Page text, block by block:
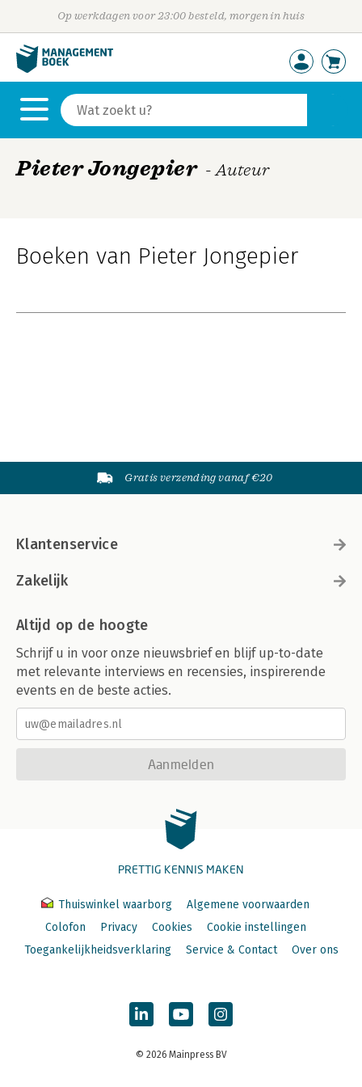
Op werkdagen voor 23:00 besteld, morgen in huis
Pieter Jongepier - Auteur
Boeken van Pieter Jongepier
Gratis verzending vanaf €20
Klantenservice
Zakelijk
Altijd op de hoogte
Schrijf u in voor onze nieuwsbrief en blijf up-to-date
met relevante interviews en recensies, inspirerende
events en de beste acties.
Aanmelden
PRETTIG KENNIS MAKEN
Thuiswinkel waarborg
Algemene voorwaarden
Colofon
Privacy Cookies
Cookie instellingen
Toegankelijkheidsverklaring
Service & Contact Over ons
© 2026 Mainpress BV